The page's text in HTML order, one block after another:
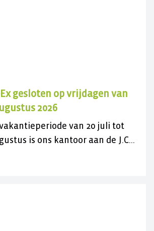
gesloten op vrijdagen van
2026
van 20 juli tot
is ons kantoor aan de J.C.